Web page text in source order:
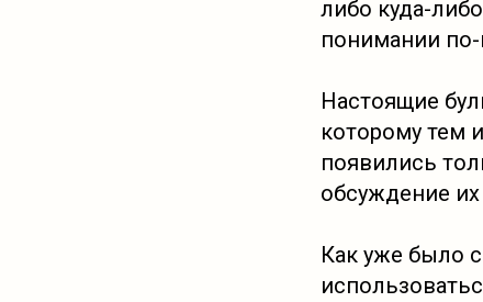
либо куда-
понимании
Настоящие
которому тем
появились
обсуждение
Как уже было